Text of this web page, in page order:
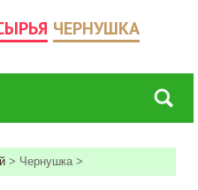
ЧЕРНУШКА
> Чернушка>